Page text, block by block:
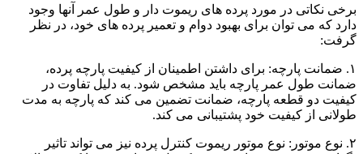
برخی نکاتی در مورد پرده های ریموت دار و طول عمر آنها وجود
دارد که می توان برای بهبود دوام و تعمیر پرده های خود، در نظر
گرفت:
۱. ضمانت پارچه: برای داشتن اطمینان از کیفیت پارچه پرده،
ضمانت طول عمر پارچه باید مشخص شود. به دلیل تفاوت در
کیفیت دو قطعه پارچه، ضمانت تضمین می کند که پارچه به مدت
طولانی از کیفیت خود پشتیبانی می کند.
۲. نوع موتور: نوع موتور ریموت کنترل پرده نیز می تواند تاثیر